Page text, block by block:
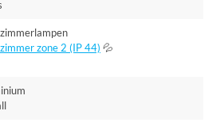
zone 2 (IP 44) 💦